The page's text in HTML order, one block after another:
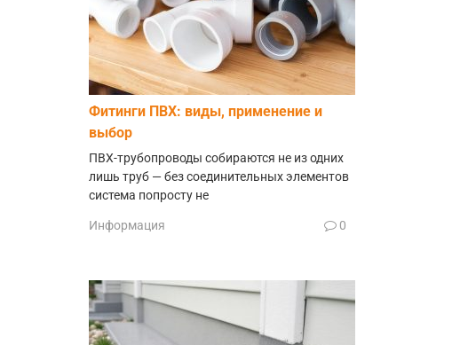
Фитинги ПВХ: виды, применение и
выбор
ПВХ-трубопроводы собираются не из одних
лишь труб — без соединительных элементов
система попросту не
Информация 0